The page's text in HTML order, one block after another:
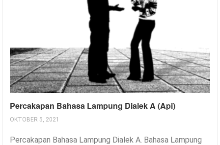
Percakapan Bahasa Lampung Dialek A (Api)
OKTOBER 5, 2021
Percakapan Bahasa Lampung Dialek A. Bahasa Lampung